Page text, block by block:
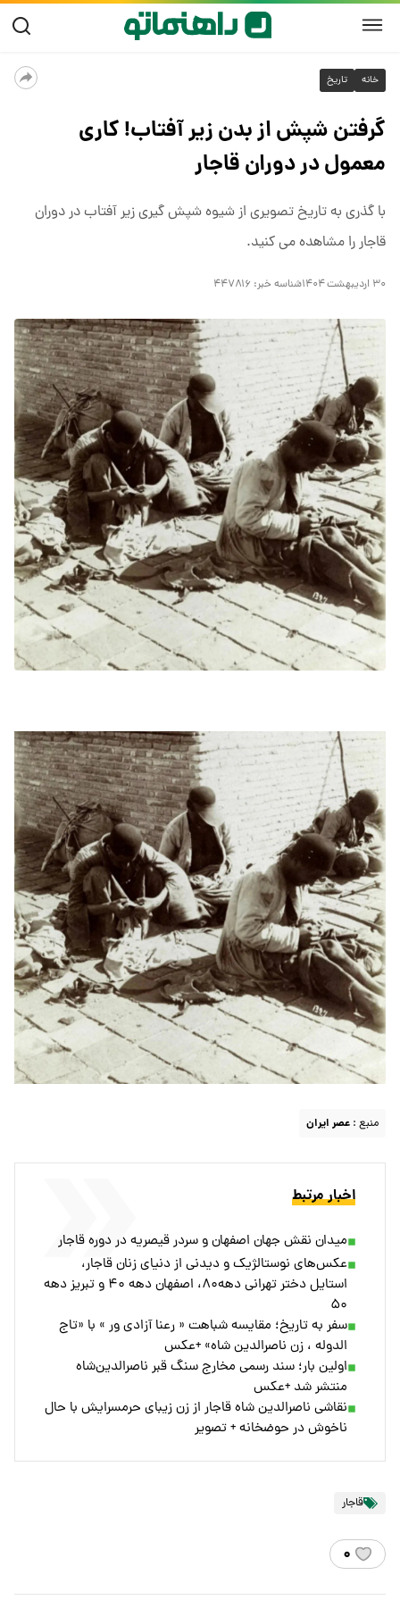
خانه تاریخ
گرفتن شپش از بدن زیر آفتاب! کاری
معمول در دوران قاجار
با گذری به تاریخ تصویری از شیوه شپش گیری زیر آفتاب در دوران
قاجار را مشاهده می کنید.
۳۰ اردیبهشت ۱۴۰۴ شناسه خبر: ۴۴۷۸۱۶
منبع : عصر ایران
اخبار مرتبط
میدان نقش جهان اصفهان و سردر قیصریه در دوره قاجار
عکس‌های نوستالژیک و دیدنی از دنیای زنان قاجار،
‌استایل دختر تهرانی دهه۸۰، اصفهان‌ دهه ۴۰ و تبریز‌ دهه
۵۰
سفر به تاریخ؛ مقایسه شباهت « رعنا آزادی ور » با «تاج
الدوله ، زن ناصرالدین شاه» +عکس
اولین بار؛ سند رسمی مخارج سنگ قبر ناصرالدین‌شاه
منتشر شد +عکس
نقاشی ناصرالدین شاه قاجار از زن زیبای حرمسرایش با حال
ناخوش در حوضخانه + تصویر
قاجار
۰